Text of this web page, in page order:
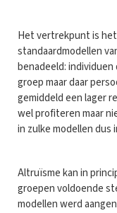
Het vertrekpunt is
standaardmodellen
benadeeld:
groep maar daar
gemiddeld een lager
wel profiteren maar
in zulke modellen dus
Altruïsme kan in
groepen voldoende
modellen werd